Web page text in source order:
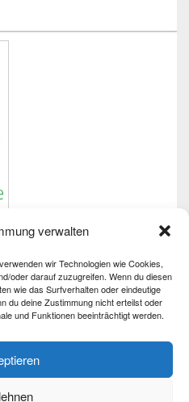
verwalten
wir Technologien wie Cookies,
oder darauf zuzugreifen. Wenn du diesen
wie das Surfverhalten oder eindeutige
du deine Zustimmung nicht erteilst oder
und Funktionen beeinträchtigt werden.